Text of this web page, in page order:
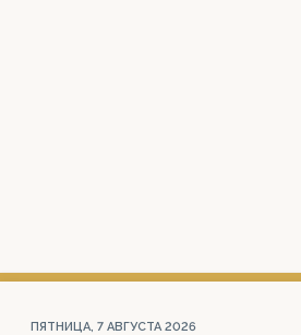
ПЯТНИЦА, 7 АВГУСТА 2026